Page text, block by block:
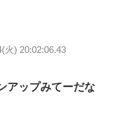
火) 20:02:06.43
アップみてーだな